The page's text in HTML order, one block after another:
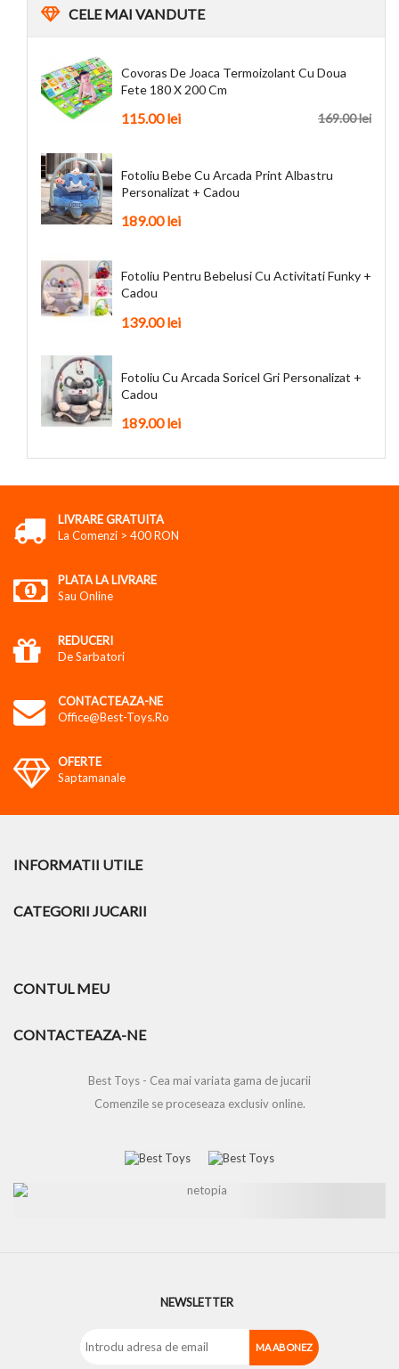
CELEMAI VANDUTE
Covoras De Joaca Termoizolant Cu Doua
Fete 180 X 200 Cm
169.00 lei
115.00 lei
Fotoliu Bebe Cu Arcada Print Albastru
Personalizat + Cadou
189.00 lei
Fotoliu Pentru Bebelusi Cu Activitati Funky +
Cadou
139.00 lei
Fotoliu Cu Arcada Soricel Gri Personalizat +
Cadou
189.00 lei
LIVRARE GRATUITA
La Comenzi > 400 RON
PLATA LA LIVRARE
Sau Online
REDUCERI
De Sarbatori
CONTACTEAZA-NE
Office@best-Toys.ro
OFERTE
Saptamanale
INFORMATII UTILE
CATEGORII JUCARII
CONTUL MEU
CONTACTEAZA-NE
Best Toys - Cea mai variata gama de jucarii
Comenzile se proceseaza exclusiv online.
NEWSLETTER